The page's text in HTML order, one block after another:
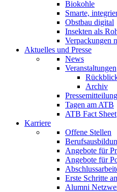
Biokohle
Smarte,
Obstbau digital
Insekten als
Verpackungen
Aktuelles und Presse
News
Veranstaltungen
Archiv
Tagen am ATB
ATB Fact Sheet
Karriere
Offene Stellen
Angebote für
Angebote für
Erste Schritte
Alumni